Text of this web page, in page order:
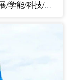
学能/科技/航空